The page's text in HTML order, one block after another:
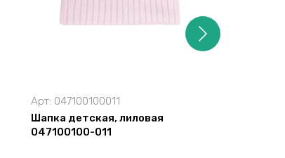
Арт: 047100100011
Шапка детская, лиловая
047100100-011